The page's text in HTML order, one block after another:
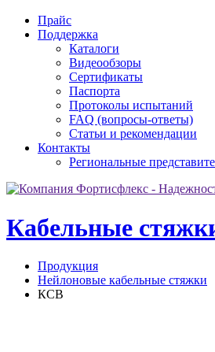
Прайс
Поддержка
Каталоги
Видеообзоры
Сертификаты
Паспорта
Протоколы испытаний
FAQ (вопросы-ответы)
Статьи и рекомендации
Контакты
Региональные
Кабельные
Продукция
Нейлоновые кабельные стяжки
КСВ